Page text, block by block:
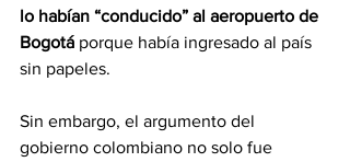
lo habían “conducido” al aeropuerto de
Bogotá porque había ingresado al país
sin papeles.
Sin embargo, el argumento del
gobierno colombiano no solo fue